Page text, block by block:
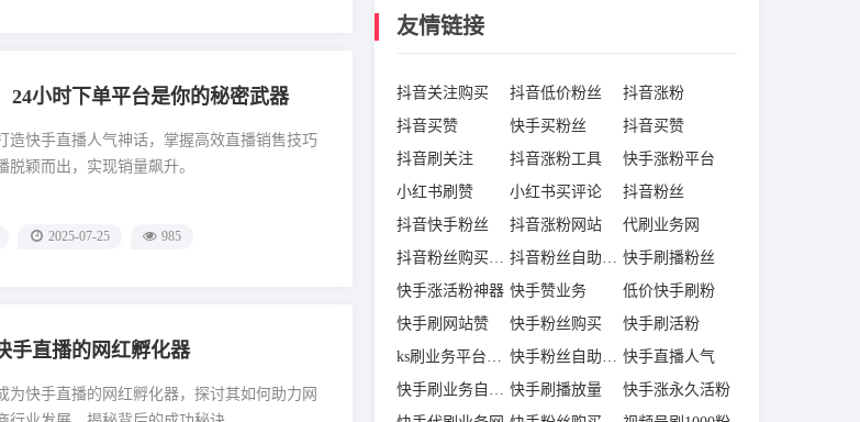
24小时下单平台是你的秘密武器
造快手直播人气神话，掌握高效直播销售技巧
颖而出，实现销量飙升。
2025-07-25 985
手直播的网红孵化器
为快手直播的网红孵化器，探讨其如何助力网
友情链接
抖音关注购买 抖音低价粉丝
抖音涨粉
抖音买赞
快手买粉丝
抖音买赞
抖音刷关注
抖音涨粉工具
快手涨粉平台
小红书刷赞
小红书买评论
抖音粉丝
抖音快手粉丝
抖音涨粉网站
代刷业务网
抖音粉丝购买网站
抖音粉丝自助下单 快手刷播粉丝
快手涨活粉神器 快手赞业务
低价快手刷粉
快手刷网站赞
快手粉丝购买
快手刷活粉
ks刷业务平台全网
快手粉丝自助下单 快手直播人气
快手刷业务自助下单平台 快手刷播放量
快手涨永久活粉